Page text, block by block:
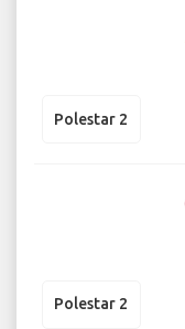
Polestar 2
Polestar 2